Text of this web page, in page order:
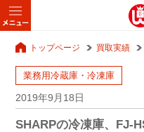
トップページ 買取実績
業務用冷蔵庫・冷凍庫
2019年9月18日
SHARPの冷凍庫、FJ-